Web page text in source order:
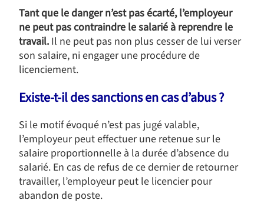
Tant que le danger n’est pas écarté, l’employeur
ne peut pas contraindre le salarié à reprendre le
travail. Il ne peut pas non plus cesser de lui verser
son salaire, ni engager une procédure de
licenciement.
Existe-t-il des sanctions en cas d’abus ?
Si le motif évoqué n’est pas jugé valable,
l’employeur peut effectuer une retenue sur le
salaire proportionnelle à la durée d’absence du
salarié. En cas de refus de ce dernier de retourner
travailler, l’employeur peut le licencier pour
abandon de poste.